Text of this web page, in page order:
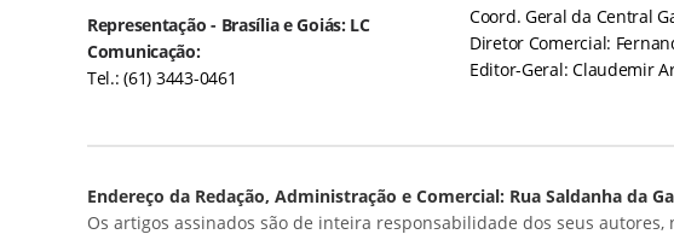
Representação - Brasília e Goiás: LC
Comunicação:
Tel.: (61) 3443-0461
Coord. Geral da Central
Diretor Comercial:
Editor-Geral: Claudemir
Endereço da Redação, Administração e Comercial: Rua Saldanha da
Os artigos assinados são de inteira responsabilidade dos seus